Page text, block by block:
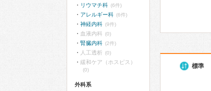
標準
リウマチ科 (6件)
アレルギー科 (6件)
神経内科 (9件)
血液内科 (0)
腎臓内科 (2件)
人工透析 (0)
緩和ケア（ホスピス）
(0)
外科系